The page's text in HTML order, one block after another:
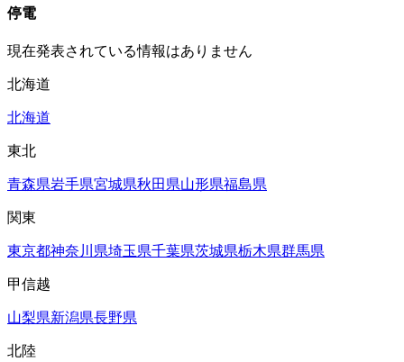
停電
現在発表されている情報はありません
北海道
北海道
東北
青森県岩手県宮城県秋田県山形県福島県
関東
東京都神奈川県埼玉県千葉県茨城県栃木県群馬県
甲信越
山梨県新潟県長野県
北陸